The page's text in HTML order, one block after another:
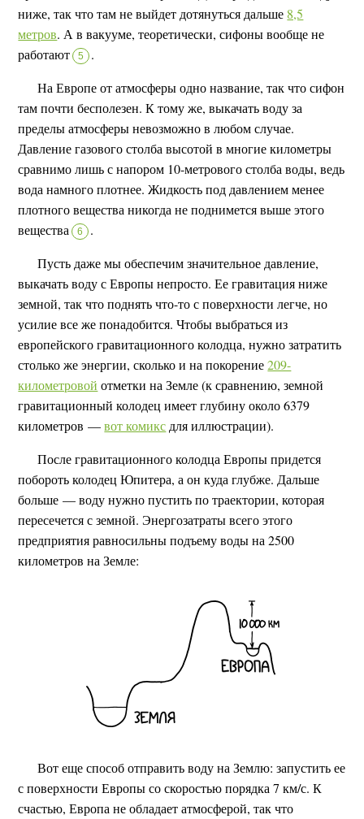
ниже, так что там не выйдет дотянуться дальше 8,5
метров. А в вакууме, теоретически, сифоны вообще не
работают
5
.
На Европе от атмосферы одно название, так что сифон
там почти бесполезен. К тому же, выкачать воду за
пределы атмосферы невозможно в любом случае.
Давление газового столба высотой в многие километры
сравнимо лишь с напором 10-метрового столба воды, ведь
вода намного плотнее. Жидкость под давлением менее
плотного вещества никогда не поднимется выше этого
вещества
6
.
Пусть даже мы обеспечим значительное давление,
выкачать воду с Европы непросто. Ее гравитация ниже
земной, так что поднять что-то с поверхности легче, но
усилие все же понадобится. Чтобы выбраться из
европейского гравитационного колодца, нужно затратить
столько же энергии, сколько и на покорение209-
километровой отметки на Земле (к сравнению, земной
гравитационный колодец имеет глубину около 6379
километров —вот комикс для иллюстрации).
После гравитационного колодца Европы придется
побороть колодец Юпитера, а он куда глубже. Дальше
больше — воду нужно пустить по траектории, которая
пересечется с земной. Энергозатраты всего этого
предприятия равносильны подъему воды на 2500
километров на Земле:
Вот еще способ отправить воду на Землю: запустить ее
с поверхности Европы со скоростью порядка 7 км/с. К
счастью, Европа не обладает атмосферой, так что